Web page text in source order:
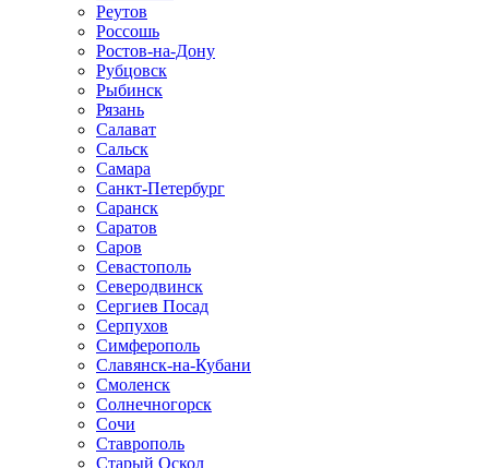
Реутов
Россошь
Ростов-на-Дону
Рубцовск
Рыбинск
Рязань
Салават
Сальск
Самара
Санкт-Петербург
Саранск
Саратов
Саров
Севастополь
Северодвинск
Сергиев Посад
Серпухов
Симферополь
Славянск-на-Кубани
Смоленск
Солнечногорск
Сочи
Ставрополь
Старый Оскол